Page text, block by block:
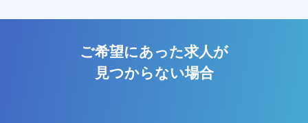
ご希望にあった求人が
見つからない場合